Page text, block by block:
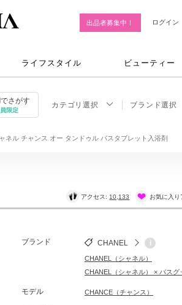
出品者募集中！ ログイン
ライフスタイル ビューティー
さがす
限定
カテゴリ選択 ブランド選択
ネル チャンス オー タンドゥル バスタブレット入浴剤
アクセス: 10,133 お気に入
ブランド CHANEL i
CHANEL（シャネル）
CHANEL（シャネル） × バスグ
モデル CHANCE（チャンス）